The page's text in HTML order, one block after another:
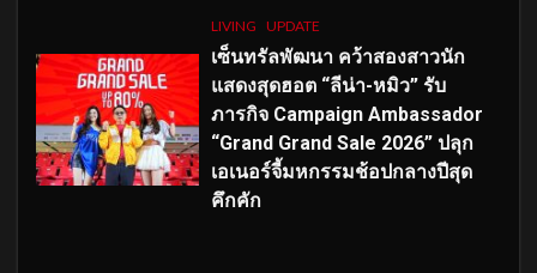
LIVING UPDATE
เซ็นทรัลพัฒนา คว้าสองสาวนัก
แสดงสุดฮอต “ลีน่า-หมิว” รับ
ภารกิจ Campaign Ambassador
“Grand Grand Sale 2026” ปลุก
เอเนอร์จี้มหกรรมช้อปกลางปีสุด
คึกคัก